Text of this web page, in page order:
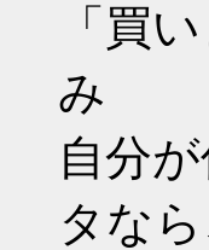
「買
み
自分
タな